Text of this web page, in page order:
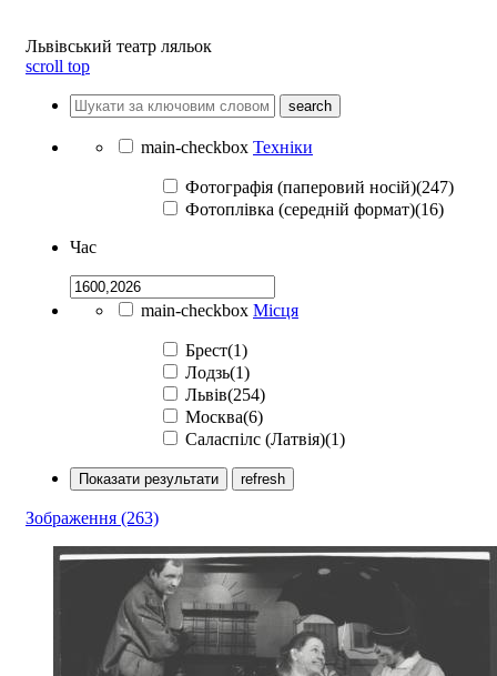
Львівський театр ляльок
scroll top
search
main-checkbox Техніки
Фотографія (паперовий носій)(247)
Фотоплівка (середній формат)(16)
Час
main-checkbox Місця
Брест(1)
Лодзь(1)
Львів(254)
Москва(6)
Саласпілс (Латвія)(1)
Показати результати refresh
Зображення (263)